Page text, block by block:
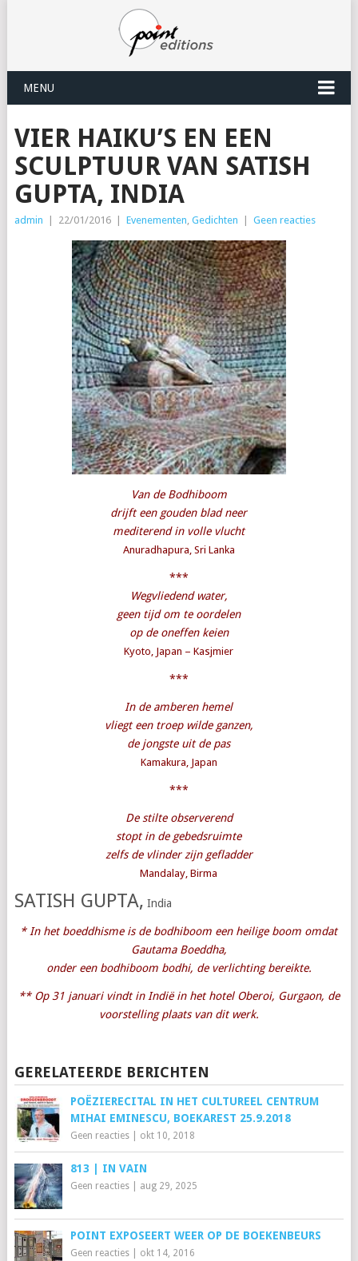
MENU
VIER HAIKU’S EN EEN
SCULPTUUR VAN SATISH
GUPTA, INDIA
admin 22/01/2016 Evenementen, Gedichten Geen reacties
Van de Bodhiboom
drijft een gouden blad neer
mediterend in volle vlucht
Anuradhapura, Sri Lanka
***
Wegvliedend water,
geen tijd om te oordelen
op de oneffen keien
Kyoto, Japan – Kasjmier
***
In de amberen hemel
vliegt een troep wilde ganzen,
de jongste uit de pas
Kamakura, Japan
***
De stilte observerend
stopt in de gebedsruimte
zelfs de vlinder zijn gefladder
Mandalay, Birma
SATISH GUPTA, India
* In het boeddhisme is de bodhiboom een heilige boom omdat
Gautama Boeddha,
onder een bodhiboom bodhi, de verlichting bereikte.
** Op 31 januari vindt in Indië in het hotel Oberoi, Gurgaon, de
voorstelling plaats van dit werk.
GERELATEERDE BERICHTEN
POËZIERECITAL IN HET CULTUREEL CENTRUM
MIHAI EMINESCU, BOEKAREST 25.9.2018
Geen reacties| okt 10, 2018
813 | IN VAIN
Geen reacties| aug 29, 2025
POINT EXPOSEERT WEER OP DE BOEKENBEURS
Geen reacties| okt 14, 2016